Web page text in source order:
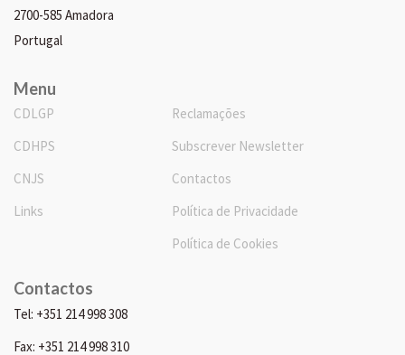
2700-585 Amadora
Portugal
Menu
CDLGP
CDHPS
CNJS
Links
Reclamações
Subscrever Newsletter
Contactos
Política de Privacidade
Política de Cookies
Contactos
Tel: +351 214 998 308
Fax: +351 214 998 310